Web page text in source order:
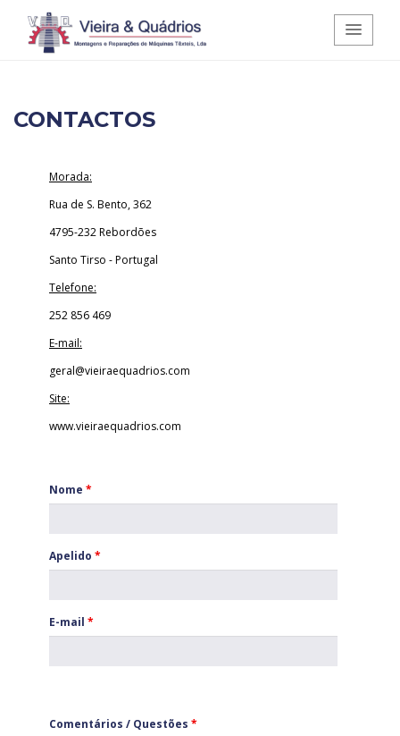
Vieira e Quádrios - Montagens e
Reparações de Máquinas Têxteis,
Lda.
CONTACTOS
Morada:
Rua de S. Bento, 362
4795-232 Rebordões
Santo Tirso - Portugal
Telefone:
252 856 469
E-mail:
geral@vieiraequadrios.com
Site:
www.vieiraequadrios.com
Nome *
Apelido *
E-mail *
Comentários / Questões *